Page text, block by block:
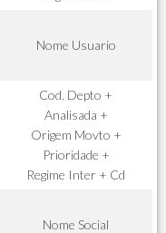
Nome Usuario
Cod. Depto +
Analisada +
Origem Movto +
Prioridade +
Regime Inter + Cd
Nome Social